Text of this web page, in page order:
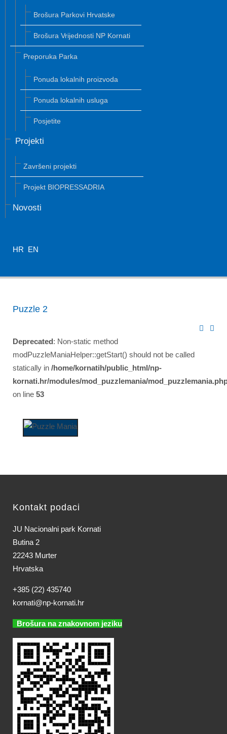
Brošura Parkovi Hrvatske
Brošura Vrijednosti NP Kornati
Preporuka Parka
Ponuda lokalnih proizvoda
Ponuda lokalnih usluga
Posjetite
Projekti
Završeni projekti
Projekt BIOPRESSADRIA
Novosti
HR EN
Puzzle 2
Deprecated: Non-static method
modPuzzleManiaHelper::getStart() should not be called
statically in /home/kornatih/public_html/np-
kornati.hr/modules/mod_puzzlemania/
on line 53
Kontakt podaci
JU Nacionalni park Kornati
Butina 2
22243 Murter
Hrvatska
+385 (22) 435740
kornati@np-kornati.hr
Brošura na znakovnom jeziku